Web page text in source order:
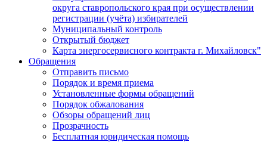
округа ставропольского края при осуществлении
регистрации (учёта) избирателей
Муниципальный контроль
Открытый бюджет
Карта энергосервисного контракта г. Михайловск"
Обращения
Отправить письмо
Порядок и время приема
Установленные формы обращений
Порядок обжалования
Обзоры обращений лиц
Прозрачность
Бесплатная юридическая помощь